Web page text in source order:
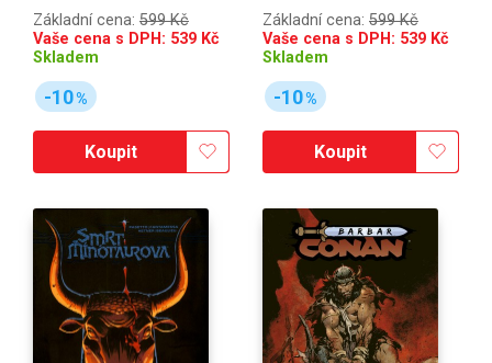
Základní cena: 599 Kč
Vaše cena s DPH: 539 Kč
Skladem
-10%
Koupit
Základní cena: 599 Kč
Vaše cena s DPH: 539 Kč
Skladem
-10%
Koupit